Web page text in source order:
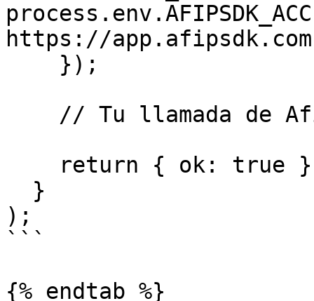
https://app.afipsdk.com
);
```
{% endtab %}